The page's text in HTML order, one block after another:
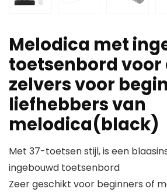
Melodica met
toetsenbord
zelvers voor
liefhebbers van
melodica(black)
Met 37-toetsen stijl, is een
ingebouwd toetsenbord
Zeer geschikt voor beginners of